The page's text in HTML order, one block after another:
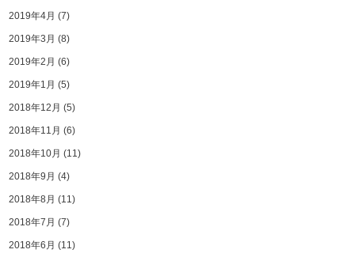
2019年4月 (7)
2019年3月 (8)
2019年2月 (6)
2019年1月 (5)
2018年12月 (5)
2018年11月 (6)
2018年10月 (11)
2018年9月 (4)
2018年8月 (11)
2018年7月 (7)
2018年6月 (11)